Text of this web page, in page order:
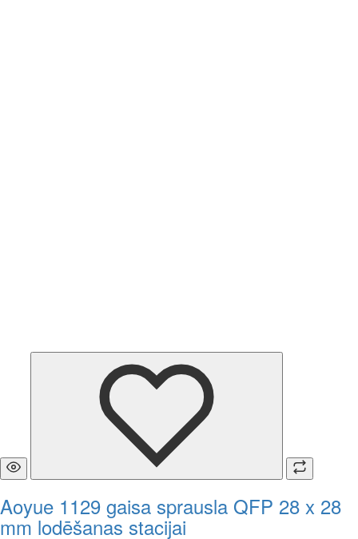
Aoyue 1129 gaisa sprausla QFP 28 x 28
mm lodēšanas stacijai